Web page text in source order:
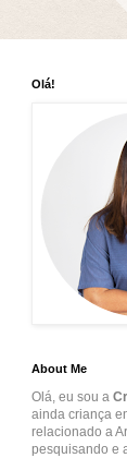
Olá!
About Me
Olá, eu sou a
ainda criança
relacionado a
pesquisando e